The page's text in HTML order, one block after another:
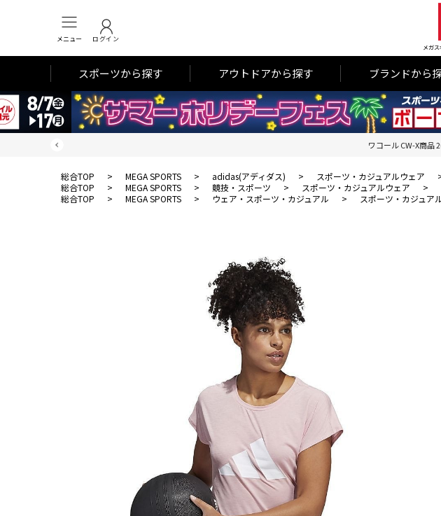
メニュー ログイン
メガ
スポーツから探す アウトドアから探す ブランドから
ワコール CW-X商品
総合TOP > MEGA SPORTS > adidas(アディダス) > スポーツ・カジュアルウェア
総合TOP
> MEGA SPORTS > 競技・スポーツ > スポーツ・カジュアルウェア >
総合TOP
> MEGA SPORTS > ウェア・スポーツ・カジュアル > スポーツ・カジュア